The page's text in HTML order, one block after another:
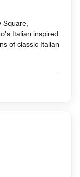
Square,
Italian inspired
of classic Italian